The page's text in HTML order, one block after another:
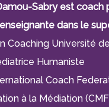
Sabry est coach
dans le
Coaching Université
Humaniste
Coach
à la Médiation